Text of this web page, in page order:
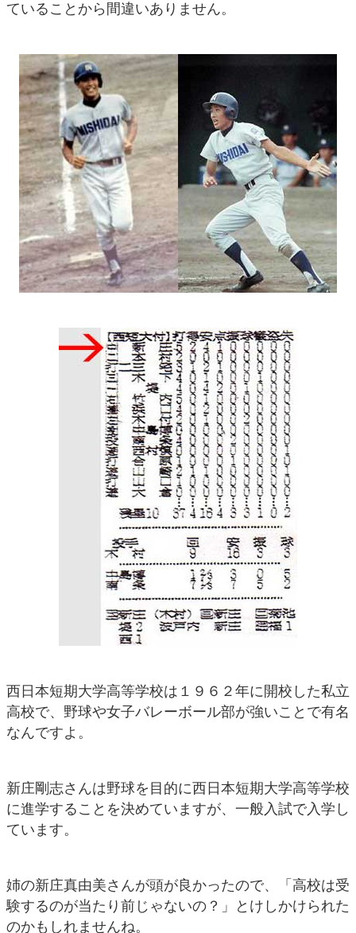
ていることから間違いありません。
西日本短期大学高等学校は１９６２年に開校した私立
高校で、野球や女子バレーボール部が強いことで有名
なんですよ。
新庄剛志さんは野球を目的に西日本短期大学高等学校
に進学することを決めていますが、一般入試で入学し
ています。
姉の新庄真由美さんが頭が良かったので、「高校は受
験するのが当たり前じゃないの？」とけしかけられた
のかもしれませんね。